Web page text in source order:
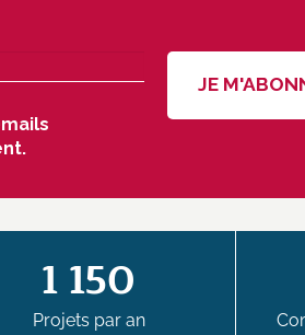
1 150
Projets par an